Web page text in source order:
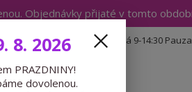
Objednávky přijaté v tomto
775 866 913 Po-Čt 9-15:30 Pá 9-14:30
8. 2026
PRAZDNINY!
dovolenou.